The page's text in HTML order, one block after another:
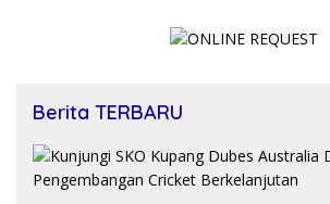
Berita TERBARU